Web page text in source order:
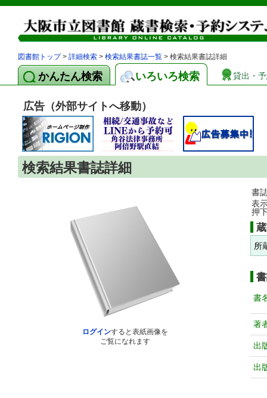
図書館トップ> 詳細検索 > 検索結果書誌一覧 > 検索結果書誌詳細
かんたん検索 いろいろ検索 貸出・
広告（外部サイトへ移動）
検索結果書誌詳細
ログインすると表紙画像を
ご覧になれます
書
表
押
所
書
著
出
出